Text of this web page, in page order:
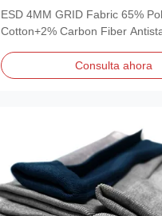
la tela el 65% del ESD 4M M
ESD 4MM GRID Fabric 65%
Cotton+2% Carbon Fiber
Consulta ahora